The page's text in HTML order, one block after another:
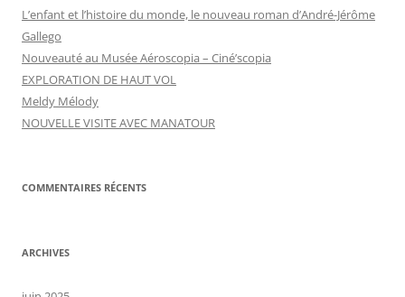
L’enfant et l’histoire du monde, le nouveau roman d’André-Jérôme
Gallego
Nouveauté au Musée Aéroscopia – Ciné’scopia
EXPLORATION DE HAUT VOL
Meldy Mélody
NOUVELLE VISITE AVEC MANATOUR
COMMENTAIRES RÉCENTS
ARCHIVES